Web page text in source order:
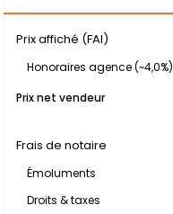
Prix affiché (FAI)
Honoraires agence (~4,0%)
Prix net vendeur
Frais de notaire
Émoluments
Droits & taxes